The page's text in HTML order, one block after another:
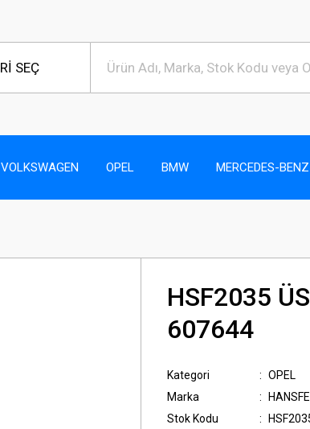
VOLKSWAGEN OPEL BMW MERCEDES-BENZ
HSF2035
607644
Kategori
OPEL
Marka
Stok Kodu